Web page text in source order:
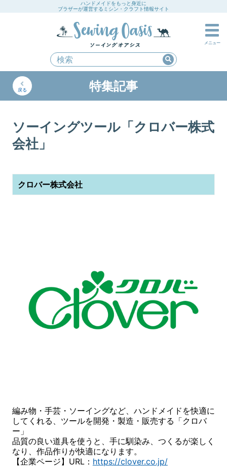
ハンドメイドをもっと身近に
ブラザーが運営するミシン・クラフト情報サイト
メニュー
戻る 特集記事
ソーイングツール「クロバー株式
会社」
クロバー株式会社
編み物・手芸・ソーイングなど、ハンドメイドを快適に
してくれる、ツールを開発・製造・販売する「クロバ
ー」
品質の良い道具を使うと、手に馴染み、つくるが楽しく
なり、作品作りが快適になります。
【企業ページ】URL： https://clover.co.jp/